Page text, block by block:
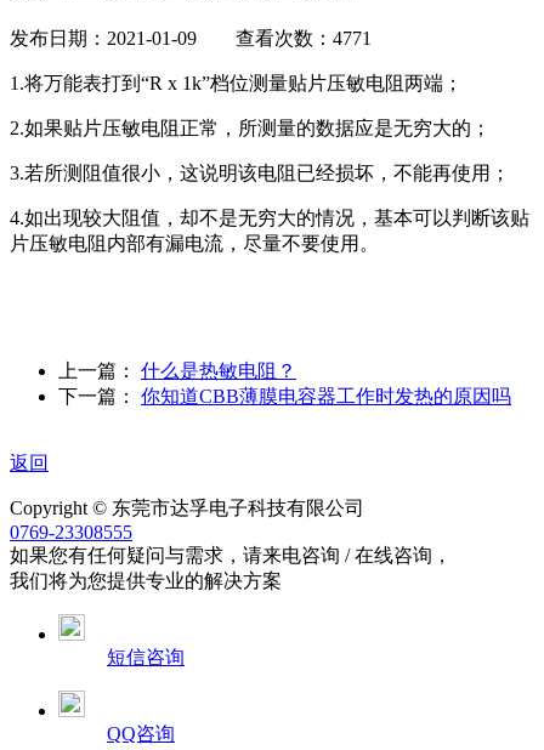
发布日期：2021-01-09 查看次数：4771
1.将万能表打到“R x 1k”档位测量贴片压敏电阻两端；
2.如果贴片压敏电阻正常，所测量的数据应是无穷大的；
3.若所测阻值很小，这说明该电阻已经损坏，不能再使用；
4.如出现较大阻值，却不是无穷大的情况，基本可以判断该贴
片压敏电阻内部有漏电流，尽量不要使用。
上一篇： 什么是热敏电阻？
下一篇： 你知道CBB薄膜电容器工作时发热的原因吗
返回
Copyright © 东莞市达孚电子科技有限公司
0769-23308555
如果您有任何疑问与需求，请来电咨询 / 在线咨询，
我们将为您提供专业的解决方案
短信咨询
QQ咨询